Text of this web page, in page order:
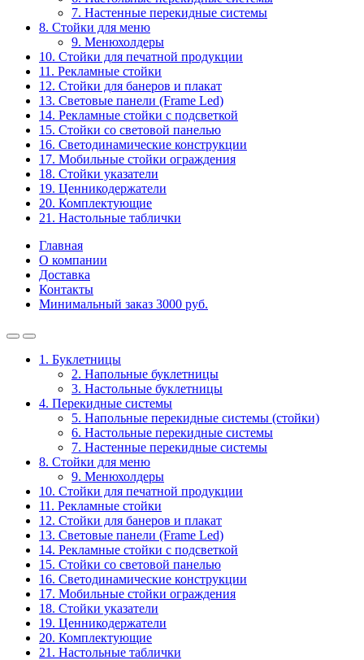
7. Настенные перекидные системы
8. Стойки для меню
9. Менюхолдеры
10. Стойки для печатной продукции
11. Рекламные стойки
12. Стойки для банеров и плакат
13. Световые панели (Frame Led)
14. Рекламные стойки с подсветкой
15. Стойки со световой панелью
16. Светодинамические конструкции
17. Мобильные стойки ограждения
18. Стойки указатели
19. Ценникодержатели
20. Комплектующие
21. Настольные таблички
Главная
О компании
Доставка
Контакты
Минимальный заказ 3000 руб.
1. Буклетницы
2. Напольные буклетницы
3. Настольные буклетницы
4. Перекидные системы
5. Напольные перекидные системы (стойки)
6. Настольные перекидные системы
7. Настенные перекидные системы
8. Стойки для меню
9. Менюхолдеры
10. Стойки для печатной продукции
11. Рекламные стойки
12. Стойки для банеров и плакат
13. Световые панели (Frame Led)
14. Рекламные стойки с подсветкой
15. Стойки со световой панелью
16. Светодинамические конструкции
17. Мобильные стойки ограждения
18. Стойки указатели
19. Ценникодержатели
20. Комплектующие
21. Настольные таблички